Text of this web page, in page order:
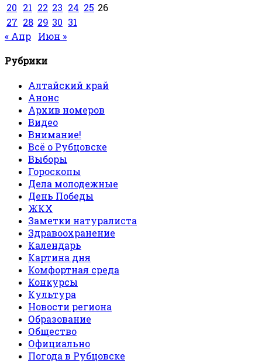
20 21 22 23 24 25 26
27 28 29 30 31
« Апр
Июн »
Рубрики
Алтайский край
Анонс
Архив номеров
Видео
Внимание!
Всё о Рубцовске
Выборы
Гороскопы
Дела молодежные
День Победы
ЖКХ
Заметки натуралиста
Здравоохранение
Календарь
Картина дня
Комфортная среда
Конкурсы
Культура
Новости региона
Образование
Общество
Официально
Погода в Рубцовске